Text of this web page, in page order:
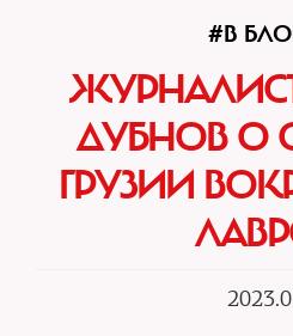
#В
ДУБНОВ О
ГРУЗИИ